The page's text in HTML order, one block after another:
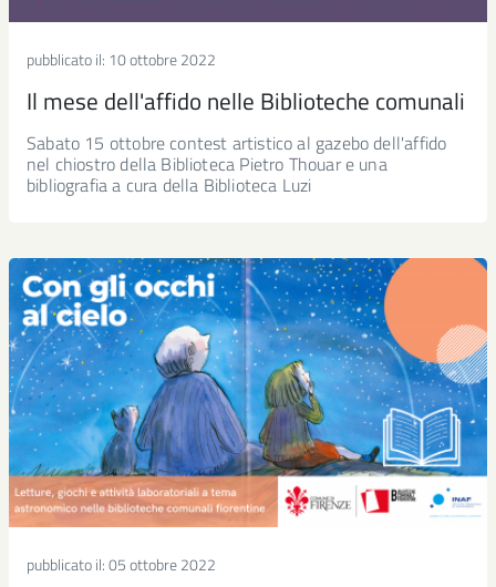
pubblicato il: 10 ottobre 2022
Il mese dell'affido nelle Biblioteche comunali
Sabato 15 ottobre contest artistico al gazebo dell'affido
nel chiostro della Biblioteca Pietro Thouar e una
bibliografia a cura della Biblioteca Luzi
pubblicato il:05 ottobre 2022